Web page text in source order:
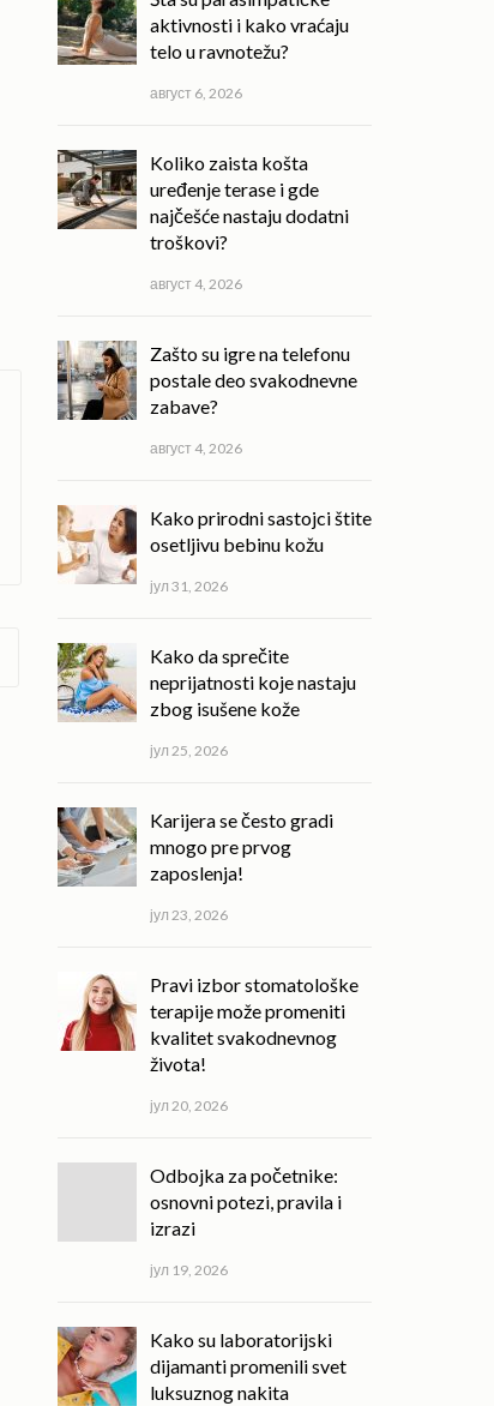
aktivnosti i kako vraćaju
telo u ravnotežu?
август 6, 2026
Koliko zaista košta
uređenje terase i gde
najčešće nastaju dodatni
troškovi?
август 4, 2026
Zašto su igre na telefonu
postale deo svakodnevne
zabave?
август 4, 2026
Kako prirodni sastojci štite
osetljivu bebinu kožu
јул 31, 2026
Kako da sprečite
neprijatnosti koje nastaju
zbog isušene kože
јул 25, 2026
Karijera se često gradi
mnogo pre prvog
zaposlenja!
јул 23, 2026
Pravi izbor stomatološke
terapije može promeniti
kvalitet svakodnevnog
života!
јул 20, 2026
Odbojka za početnike:
osnovni potezi, pravila i
izrazi
јул 19, 2026
Kako su laboratorijski
dijamanti promenili svet
luksuznog nakita